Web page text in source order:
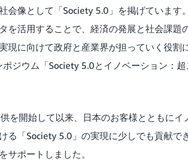
会像として「Society 5.0」を掲げています
を活用することで、経済の発展と社会課題
現に向けて政府と産業界が担っていく役割
ジウム「Society 5.0とイノベーション：
を開始して以来、日本のお客様とともにイ
る「Society 5.0」の実現に少しでも貢献で
サポートしました。